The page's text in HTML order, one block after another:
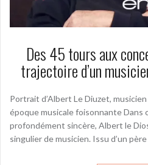
Des 45 tours aux
trajectoire d’un
Portrait d’Albert Le Diuzet,
époque musicale foisonnante Dans
profondément sincère, Albert le
singulier de musicien. Issu d’un